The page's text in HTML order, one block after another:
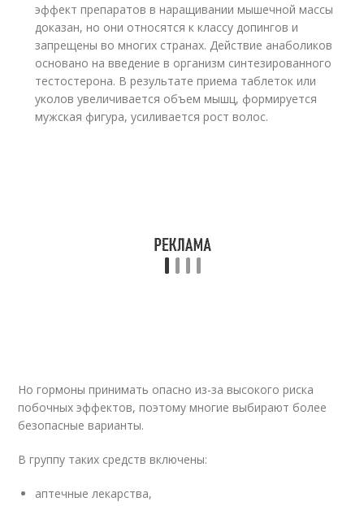
эффект препаратов в наращивании мышечной массы
доказан, но они относятся к классу допингов и
запрещены во многих странах. Действие анаболиков
основано на введение в организм синтезированного
тестостерона. В результате приема таблеток или
уколов увеличивается объем мышц, формируется
мужская фигура, усиливается рост волос.
Но гормоны принимать опасно из-за высокого риска
побочных эффектов, поэтому многие выбирают более
безопасные варианты.
В группу таких средств включены:
аптечные лекарства,